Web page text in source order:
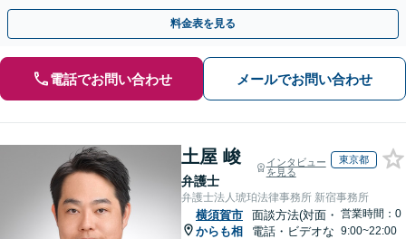
人破産にも強い弁護士」【休日・夜間対応】
料金表を見る
電話でお問い合わせ メールでお問い合わせ
土屋 峻
弁護士
インタビュー
を見る
東京都
弁護士法人琥珀法律事務所 新宿事務所
横須賀市
からも相
面談方法(対面・
電話・ビデオな
営業時間：0
9:00~22:00